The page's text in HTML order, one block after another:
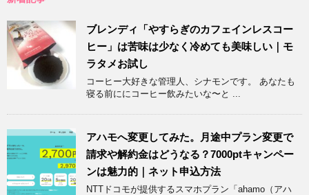
ブレンディ「やすらぎのカフェインレスコー
ヒー」は苦味は少なく冷めても美味しい｜モ
ラタメお試し
コーヒー大好きな管理人、シナモンです。 あなたも
寝る前ににコーヒー飲みたいな〜と ...
アハモへ変更してみた。月途中プラン変更で
請求や解約金はどうなる？7000ptキャンペー
ンは魅力的｜ネット申込方法
NTTドコモが提供するスマホプラン「ahamo（アハ